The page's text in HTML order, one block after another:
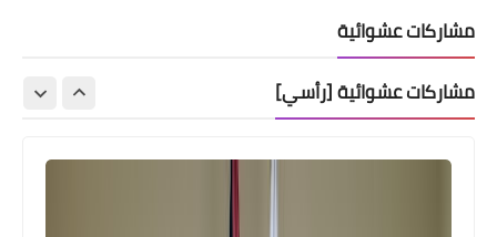
مشاركات عشوائية
مشاركات عشوائية [رأسي]